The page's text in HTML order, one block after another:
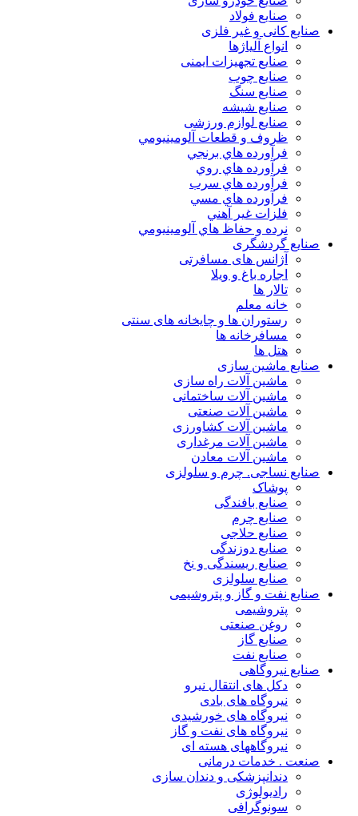
صنایع فولاد
صنایع کانی و غیر فلزی
انواع آلياژها
صنایع تجهیزات ایمنی
صنایع چوب
صنایع سنگ
صنایع شیشه
صنایع لوازم ورزشی
ظروف و قطعات آلومينيومي
فرآورده هاي برنجي
فرآورده هاي روي
فرآورده هاي سرب
فرآورده هاي مسي
فلزات غير آهني
نرده و حفاظ هاي آلومينيومي
صنایع گردشگری
آژانس های مسافرتی
اجاره باغ و ویلا
تالار ها
خانه معلم
رستوران ها و چایخانه های سنتی
مسافرخانه ها
هتل ها
صنایع ماشین سازی
ماشین آلات راه سازی
ماشین آلات ساختمانی
ماشین آلات صنعتی
ماشین آلات کشاورزی
ماشین آلات مرغداری
ماشین آلات معادن
صنایع نساجی. چرم و سلولزی
پوشاک
صنایع بافندگی
صنایع چرم
صنایع حلاجی
صنایع دوزندگی
صنایع ریسندگی و نخ
صنایع سلولزی
صنایع نفت و گاز و پتروشیمی
پتروشیمی
روغن صنعتی
صنایع گاز
صنایع نفت
صنایع نیروگاهی
دکل های انتقال نیرو
نیروگاه های بادی
نیروگاه های خورشیدی
نیروگاه های نفت و گاز
نیروگاههای هسته ای
صنعت . خدمات درمانی
دندانپزشکی و دندان سازی
رادیولوژی
سونوگرافی